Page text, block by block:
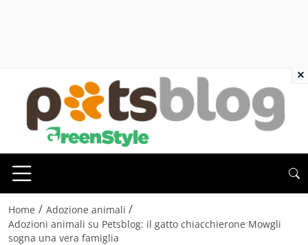
Home / Adozione animali /
Adozioni animali su Petsblog: il gatto chiacchierone Mowgli
sogna una vera famiglia
×